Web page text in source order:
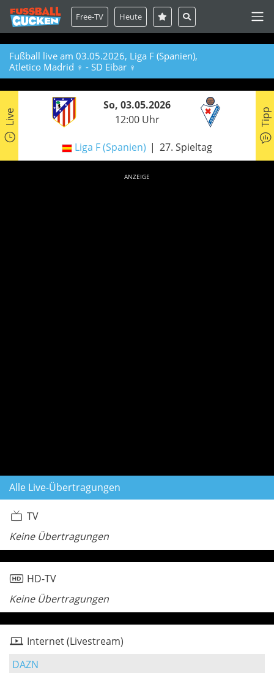
Free-TV Heute
Fußball live am 03.05.2026, Liga F (Spanien),
Atletico Madrid ♀ - SD Eibar ♀
Live
So, 03.05.2026
12:00 Uhr
Liga F (Spanien) 27. Spieltag
Tipp
ANZEIGE
Alle Live-Übertragungen
TV
Keine Übertragungen
HD-TV
Keine Übertragungen
Internet (Livestream)
DAZN